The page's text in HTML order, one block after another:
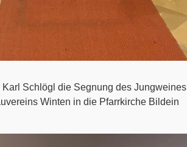
Schlögl die Segnung des Jungweines
Winten in die Pfarrkirche Bildein